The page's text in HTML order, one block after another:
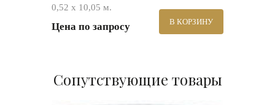
0,52 х 10,05 м.
Цена по запросу В КОРЗИНУ
Сопутствующие товары